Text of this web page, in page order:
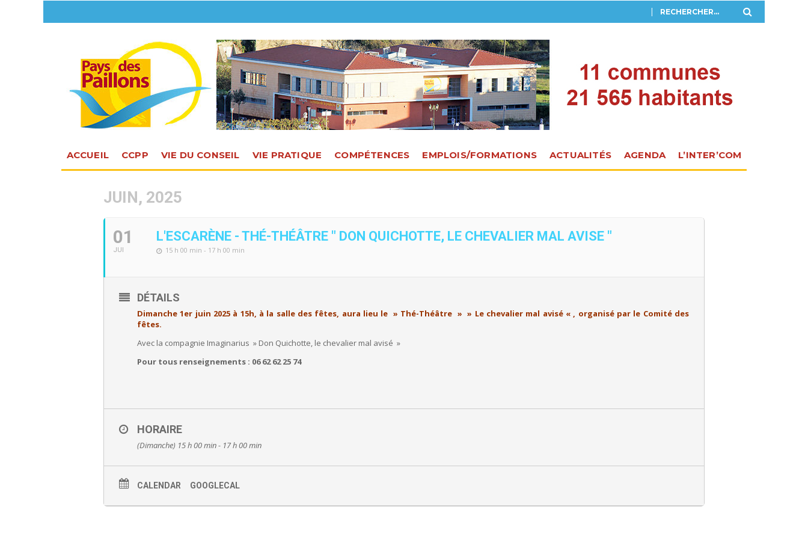
ACCUEIL CCPP VIE DU CONSEIL VIE PRATIQUE COMPÉTENCES EMPLOIS/FORMATIONS ACTUALITÉS AGENDA L’INTER’COM
JUIN, 2025
01
JUI
L'ESCARÈNE - THÉ-THÉÂTRE " DON QUICHOTTE, LE CHEVALIER MAL AVISE "
15 h 00 min - 17 h 00 min
DÉTAILS
Dimanche 1er juin 2025 à 15h, à la salle des fêtes, aura lieu le » Thé-Théâtre » » Le chevalier mal avisé « , organisé par le Comité des
fêtes.
Avec la compagnie Imaginarius » Don Quichotte, le chevalier mal avisé »
Pour tous renseignements : 06 62 62 25 74
HORAIRE
(Dimanche) 15 h 00 min - 17 h 00 min
CALENDAR GOOGLECAL